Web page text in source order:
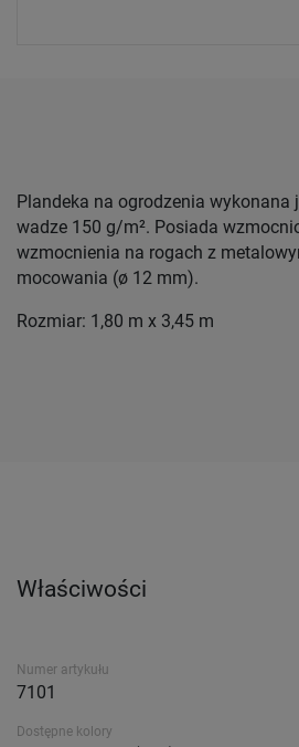
Plandeka na ogrodzenia wykonana
wadze 150 g/m². Posiada
wzmocnienia na rogach z
mocowania (ø 12 mm).
Rozmiar: 1,80 m x 3,45 m
Właściwości
Numer artykułu
7101
Dostępne kolory